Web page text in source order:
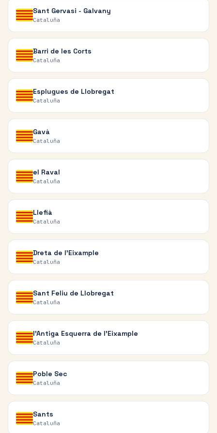
Sant Gervasi - Galvany
Cataluña
Barri de les Corts
Cataluña
Esplugues de Llobregat
Cataluña
Gavà
Cataluña
el Raval
Cataluña
Llefià
Cataluña
Dreta de l'Eixample
Cataluña
Sant Feliu de Llobregat
Cataluña
l'Antiga Esquerra de l'Eixample
Cataluña
Poble Sec
Cataluña
Sants
Cataluña